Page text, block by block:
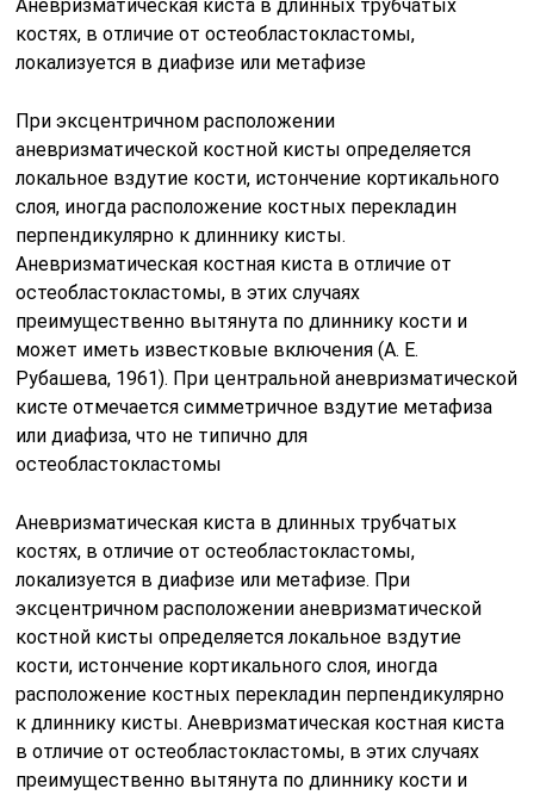
Аневризматическая киста в длинных трубчатых
костях, в отличие от остеобластокластомы,
локализуется в диафизе или метафизе
При эксцентричном расположении
аневризматической костной кисты определяется
локальное вздутие кости, истончение кортикального
слоя, иногда расположение костных перекладин
перпендикулярно к длиннику кисты.
Аневризматическая костная киста в отличие от
остеобластокластомы, в этих случаях
преимущественно вытянута по длиннику кости и
может иметь известковые включения (А. Е.
Рубашева, 1961). При центральной аневризматической
кисте отмечается симметричное вздутие метафиза
или диафиза, что не типично для
остеобластокластомы
Аневризматическая киста в длинных трубчатых
костях, в отличие от остеобластокластомы,
локализуется в диафизе или метафизе. При
эксцентричном расположении аневризматической
костной кисты определяется локальное вздутие
кости, истончение кортикального слоя, иногда
расположение костных перекладин перпендикулярно
к длиннику кисты. Аневризматическая костная киста
в отличие от остеобластокластомы, в этих случаях
преимущественно вытянута по длиннику кости и